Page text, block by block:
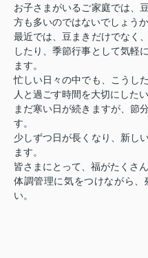
お子さまがいるご家庭では、
方も多いのではないでしょうか
最近では、豆まきだけでなく
したり、季節行事として気軽
ます。
忙しい日々の中でも、こうし
人と過ごす時間を大切にしたい
まだ寒い日が続きますが、節
す。
少しずつ日が長くなり、新し
ます。
皆さまにとって、福がたくさ
体調管理に気をつけながら、
い。